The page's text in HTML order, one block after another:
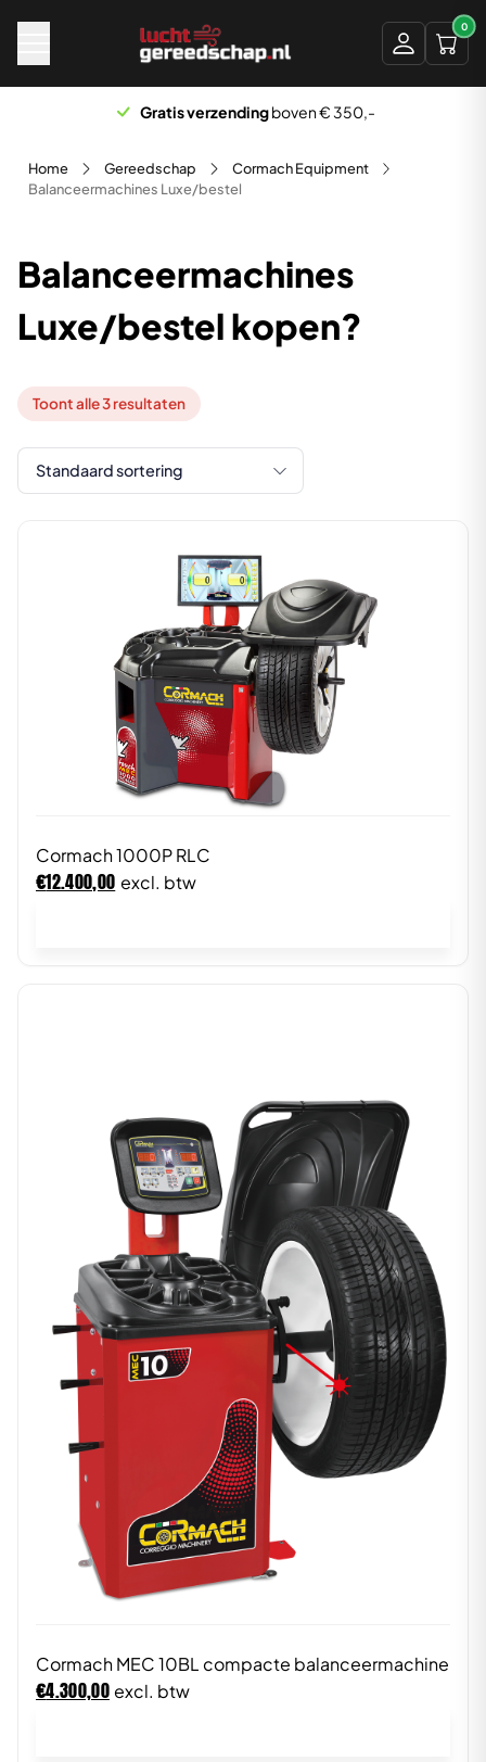
0
Gratis verzendingboven € 350,-
Home Gereedschap
Cormach Equipment
Balanceermachines Luxe/bestel
Balanceermachines
Luxe/bestel kopen?
Toont alle 3 resultaten
Cormach 1000P RLC
€12.400,00 excl. btw
Cormach MEC 10BL compacte balanceermachine
€4.300,00 excl. btw